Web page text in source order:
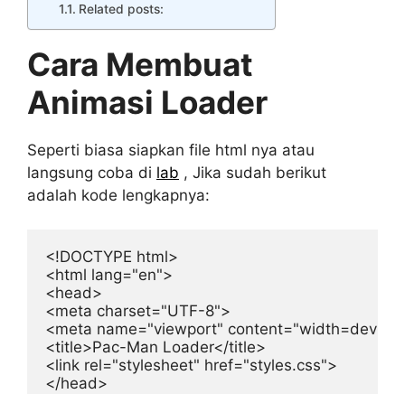
Related posts:
Cara Membuat
Animasi Loader
Seperti biasa siapkan file html nya atau
langsung coba di lab , Jika sudah berikut
adalah kode lengkapnya:
<!DOCTYPE html>
<html lang="en">
<head>
<meta charset="UTF-8">
<meta name="viewport"
<title>Pac-Man Loader</title>
<link rel="stylesheet" href="styles.css">
</head>